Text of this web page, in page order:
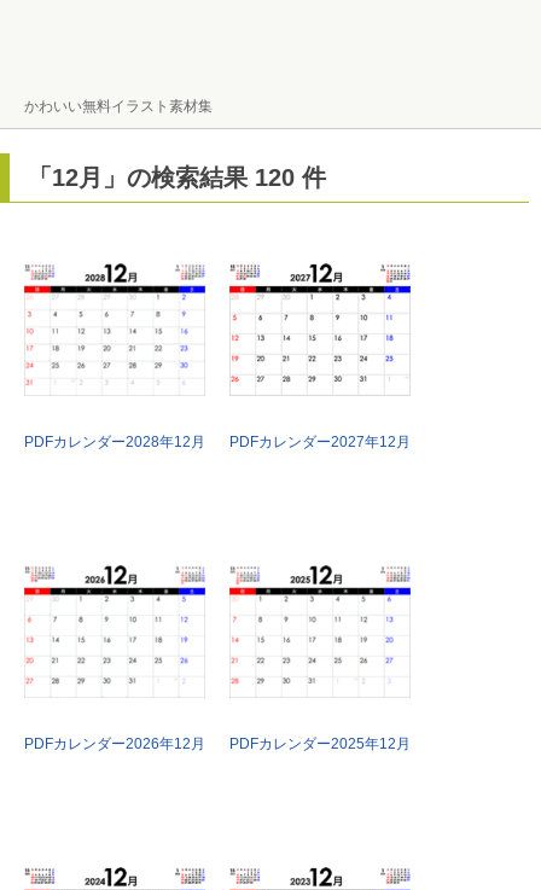
かわいい無料イラスト素材集
「12月」の検索結果 120 件
PDFカレンダー2028年12月 PDFカレンダー2027年12月
PDFカレンダー2026年12月 PDFカレンダー2025年12月